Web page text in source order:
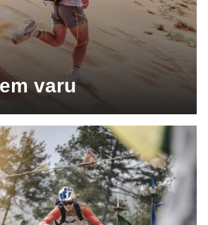
varu